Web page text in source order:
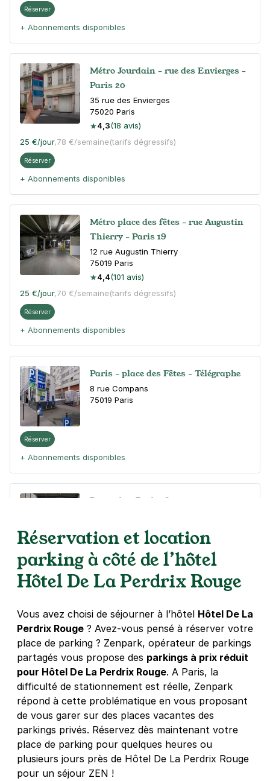
Réserver
+ Abonnements disponibles
Métro Jourdain - rue des Envierges -
Paris 20
35 rue des Envierges
75020 Paris
4,3(18 avis)
25 €/jour,78 €/semaine(tarifs dégressifs)
Réserver
+ Abonnements disponibles
Métro place des fêtes - rue Augustin
Thierry - Paris 19
12 rue Augustin Thierry
75019 Paris
4,4(101 avis)
25 €/jour,70 €/semaine(tarifs dégressifs)
Réserver
+ Abonnements disponibles
Paris - place des Fêtes - Télégraphe
8 rue Compans
75019 Paris
Réserver
+ Abonnements disponibles
Botzaris - Paris 19
4,3 (64 avis)
25 €/jour,70 €/semaine(tarifs dégressifs)
Réserver
Paris - Bibliothèque Oscar Wilde -
Télégraphe
158 rue Pelleport
75020Paris
4,3(267 avis)
2,50 €/heure,20 €/jour,65 €/semaine(tarifs dégressifs)
Réserver
+ Abonnements disponibles
Réservation et location
parking à côté de l’hôtel
Hôtel De La Perdrix Rouge
Vous avez choisi de séjourner à l’hôtel Hôtel De La
Perdrix Rouge ? Avez-vous pensé à réserver votre
place de parking ? Zenpark, opérateur de parkings
partagés vous propose des parkings à prix réduit
pour Hôtel De La Perdrix Rouge. A Paris, la
difficulté de stationnement est réelle, Zenpark
répond à cette problématique en vous proposant
de vous garer sur des places vacantes des
parkings privés. Réservez dès maintenant votre
place de parking pour quelques heures ou
plusieurs jours près de Hôtel De La Perdrix Rouge
pour un séjour ZEN !